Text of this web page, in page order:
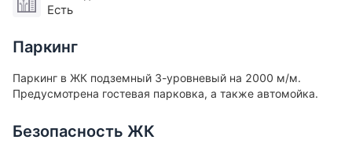
Есть
Паркинг
Паркинг в ЖК подземный 3-уровневый на 2000 м/м.
Предусмотрена гостевая парковка, а также автомойка.
Безопасность ЖК